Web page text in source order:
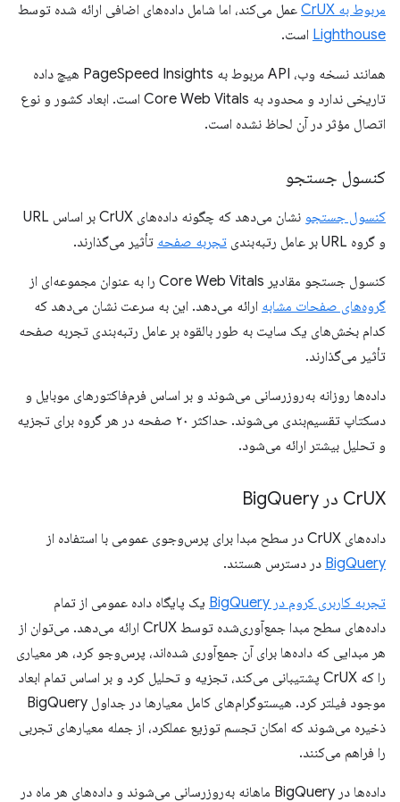
مربوط به CrUX
عمل می‌کند، اما شامل داده‌های اضافی ارائه شده توسط
Lighthouse است.
همانند نسخه وب، API مربوط به PageSpeed ​​Insights هیچ داده
تاریخی ندارد و محدود به Core Web Vitals است. ابعاد کشور و نوع
اتصال مؤثر در آن لحاظ نشده است.
کنسول جستجو
کنسول جستجو
نشان می‌دهد که چگونه داده‌های CrUX بر اساس URL
و گروه URL بر عامل رتبه‌بندی
تجربه صفحه تأثیر می‌گذارند.
کنسول جستجو مقادیر Core Web Vitals را به عنوان مجموعه‌ای از
گروه‌های صفحات مشابه ارائه می‌دهد. این به سرعت نشان می‌دهد که
کدام بخش‌های یک سایت به طور بالقوه بر عامل رتبه‌بندی تجربه صفحه
تأثیر می‌گذارند.
داده‌ها روزانه به‌روزرسانی می‌شوند و بر اساس فرم‌فاکتورهای موبایل و
دسکتاپ تقسیم‌بندی می‌شوند. حداکثر ۲۰ صفحه در هر گروه برای تجزیه
و تحلیل بیشتر ارائه می‌شود.
CrUX در Big Query
داده‌های CrUX در سطح مبدا برای پرس‌وجوی عمومی با استفاده از
BigQuery در دسترس هستند.
تجربه کاربری کروم در BigQuery
یک پایگاه داده عمومی از تمام
داده‌های سطح مبدا جمع‌آوری‌شده توسط CrUX ارائه می‌دهد. می‌توان از
هر مبدایی که داده‌ها برای آن جمع‌آوری شده‌اند، پرس‌وجو کرد، هر معیاری
را که CrUX پشتیبانی می‌کند، تجزیه و تحلیل کرد و بر اساس تمام ابعاد
موجود فیلتر کرد. هیستوگرام‌های کامل معیارها در جداول BigQuery
ذخیره می‌شوند که امکان تجسم توزیع عملکرد، از جمله معیارهای تجربی
را فراهم می‌کنند.
داده‌ها در BigQuery ماهانه به‌روزرسانی می‌شوند و داده‌های هر ماه در